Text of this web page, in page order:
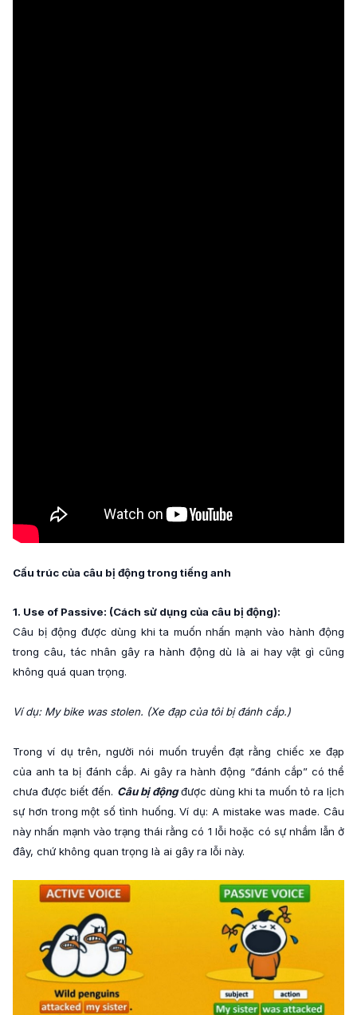
Cấu trúc của câu bị động trong tiếng anh
1. Use of Passive: (Cách sử dụng của câu bị động):
Câu bị động được dùng khi ta muốn nhấn mạnh vào hành động
trong câu, tác nhân gây ra hành động dù là ai hay vật gì cũng
không quá quan trọng.
Ví dụ: My bike was stolen. (Xe đạp của tôi bị đánh cắp.)
Trong ví dụ trên, người nói muốn truyền đạt rằng chiếc xe đạp
của anh ta bị đánh cắp. Ai gây ra hành động “đánh cắp” có thể
chưa được biết đến. Câu bị độngđược dùng khi ta muốn tỏ ra lịch
sự hơn trong một số tình huống. Ví dụ: A mistake was made. Câu
này nhấn mạnh vào trạng thái rằng có 1 lỗi hoặc có sự nhầm lẫn ở
đây, chứ không quan trọng là ai gây ra lỗi này.